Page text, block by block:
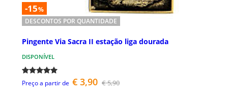
-15%
DESCONTOS POR QUANTIDADE
Pingente Via Sacra II estação liga dourada
DISPONÍVEL
Preço a partir de € 3,90 € 5,90